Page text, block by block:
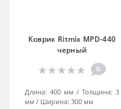
Коврик Ritmix MPD-440
черный
0
Длина: 400 мм Толщина: 3
мм
Ширина: 300 мм